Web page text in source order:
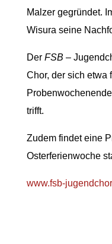
Malzer gegründet.
Wisura seine
Der FSB –
Chor, der sich etwa
trifft.
Zudem findet eine
Osterferienwoche
www.fsb-